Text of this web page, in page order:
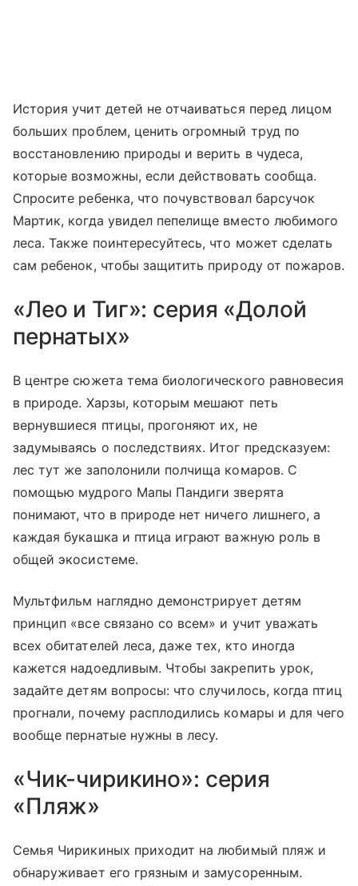
История учит детей не отчаиваться перед лицом
больших проблем, ценить огромный труд по
восстановлению природы и верить в чудеса,
которые возможны, если действовать сообща.
Спросите ребенка, что почувствовал барсучок
Мартик, когда увидел пепелище вместо любимого
леса. Также поинтересуйтесь, что может сделать
сам ребенок, чтобы защитить природу от пожаров.
«Лео и Тиг»: серия «Долой
пернатых»
В центре сюжета тема биологического равновесия
в природе. Харзы, которым мешают петь
вернувшиеся птицы, прогоняют их, не
задумываясь о последствиях. Итог предсказуем:
лес тут же заполонили полчища комаров. С
помощью мудрого Мапы Пандиги зверята
понимают, что в природе нет ничего лишнего, а
каждая букашка и птица играют важную роль в
общей экосистеме.
Мультфильм наглядно демонстрирует детям
принцип «все связано со всем» и учит уважать
всех обитателей леса, даже тех, кто иногда
кажется надоедливым. Чтобы закрепить урок,
задайте детям вопросы: что случилось, когда птиц
прогнали, почему расплодились комары и для чего
вообще пернатые нужны в лесу.
«Чик-чирикино»: серия
«Пляж»
Семья Чирикиных приходит на любимый пляж и
обнаруживает его грязным и замусоренным.